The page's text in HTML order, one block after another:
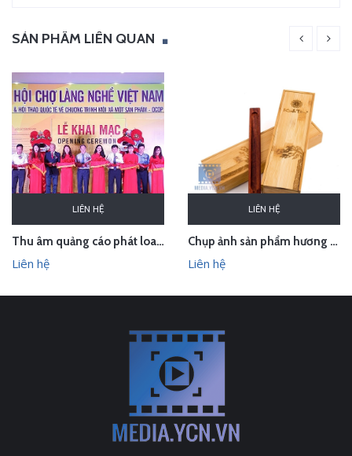
SẢN PHẨM LIÊN QUAN
LIÊN HỆ
Thu âm quảng cáo phát loa cho Hội chợ Làng nghề VN 2018
Liên hệ
LIÊN HỆ
Chụp ảnh sản phẩm hương trầm Hương Xưa - Kính Tâm trong studio Hà Nội
Liên hệ